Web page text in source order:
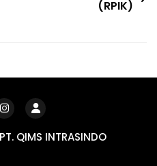
(RPIK)
QIMS INTRASINDO